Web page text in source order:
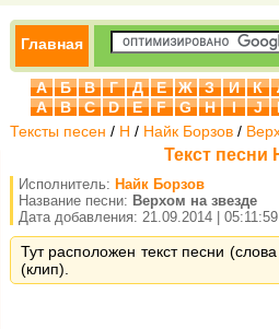
Главная
А Б В Г Д Е Ж З И К
A
B C D E F G H I J
Тексты песен / Н / Найк Борзов /
Текст песни
Исполнитель: Найк Борзов
Название песни: Верхом на звезде
Дата добавления: 21.09.2014 | 05:11:59
Тут расположен текст песни
(клип).